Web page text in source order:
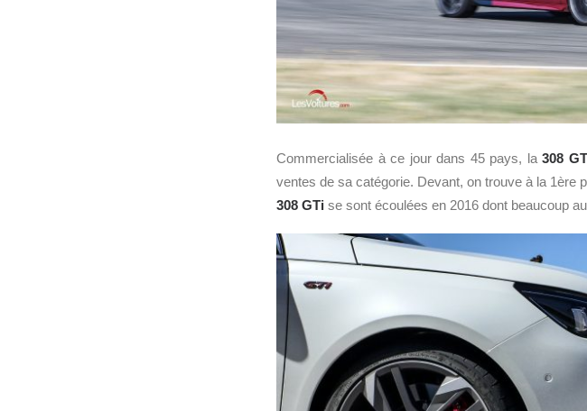
Commercialisée à ce jour dans 45 pays, la308
ventes de sa catégorie. Devant, on trouve à la 1ère
308 GTi se sont écoulées en 2016 dont beaucoup